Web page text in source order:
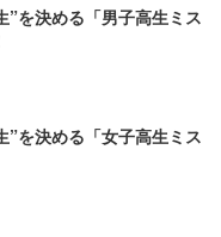
”を決める「男子高生ミス
”を決める「女子高生ミス